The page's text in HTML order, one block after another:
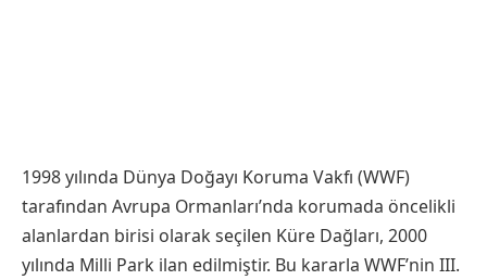
1998 yılında Dünya Doğayı Koruma Vakfı (WWF)
tarafından Avrupa Ormanları’nda korumada öncelikli
alanlardan birisi olarak seçilen Küre Dağları, 2000
yılında Milli Park ilan edilmiştir. Bu kararla WWF’nin III.